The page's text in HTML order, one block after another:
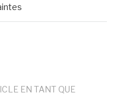
EN TANT QUE